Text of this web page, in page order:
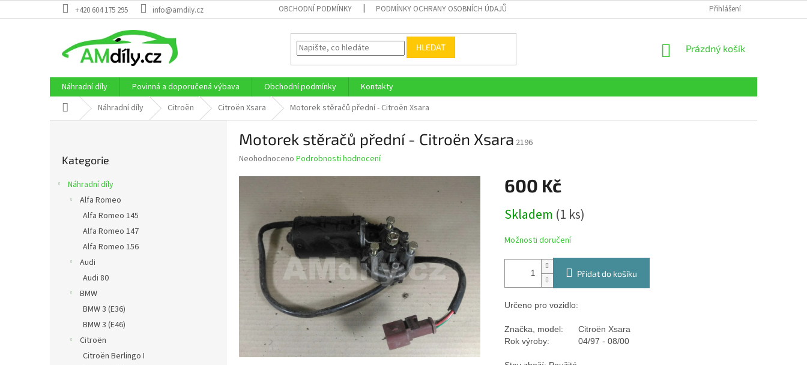
na
+420 604 175 295 info@amdily.cz OBCHODNÍ PODMÍNKY PODMÍNKY OCHRANY OSOBNÍCH ÚDAJŮ Přihlášení
HLEDAT
NÁKUPNÍ
Prázdný košík
Náhradní díly Povinná a doporučená výbava Obchodní podmínky
Kontakty
Domů Náhradní díly Citroën Citroën Xsara Motorek stěračů přední - Citroën Xsara
kategorie
Kategorie
Náhradní díly
Alfa Romeo
Alfa Romeo 145
Alfa Romeo 147
Alfa Romeo 156
Audi
Audi 80
BMW
BMW 3 (E36)
BMW 3 (E46)
Citroën
Citroën Berlingo I
Motorek stěračů přední - Citroën Xsara 2196
Průměrné
hvězdiček.
Neohodnoceno Podrobnosti hodnocení
600 Kč
cena:
Skladem (1 ks)
Možnosti doručení
Přidat do košíku
Určeno pro vozidlo:
Značka, model:
Citroën Xsara
Rok výroby:
04/97 - 08/00